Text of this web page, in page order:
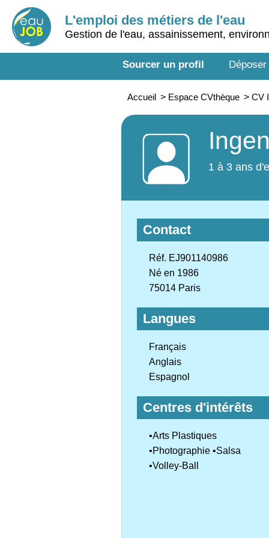
L'emploi des métiers de l'eau
Gestion de l'eau, assainissement,
Sourcer un profil
Accueil > Espace CVthèque > CV
1 à 3 ans
Contact
Réf. EJ901140986
Né en 1986
75014 Paris
Langues
Français
Anglais
Espagnol
Centres d'intérêts
•Arts Plastiques
•Photographie •Salsa
•Volley-Ball